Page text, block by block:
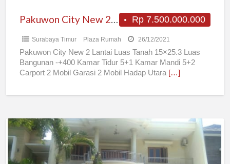
Rp 7.500.000.000
Pakuwon City New 2 Lantai
Surabaya Timur Plaza Rumah 26/12/2021
Pakuwon City New 2 Lantai Luas Tanah 15×25.3 Luas
Bangunan -+400 Kamar Tidur 5+1 Kamar Mandi 5+2
Carport 2 Mobil Garasi 2 Mobil Hadap Utara […]
Jual
Rumah
Pakuwon